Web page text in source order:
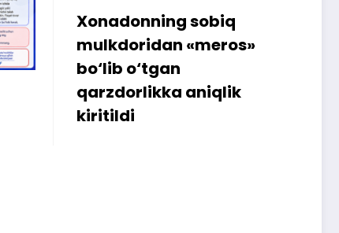
Internetdagi xarid
amalga oshmagani
sababli 300 ming so‘m
iste’molchiga qaytarildi